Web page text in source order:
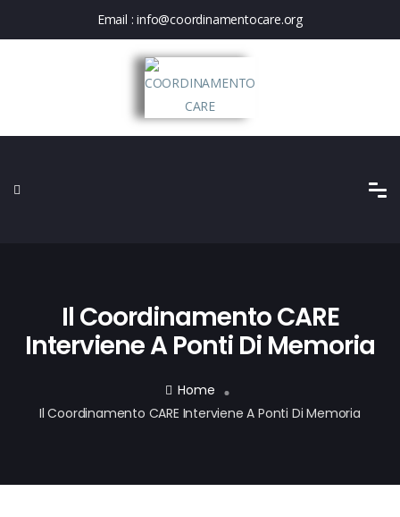
Email :info@coordinamentocare.org
Il Coordinamento CARE
Interviene A Ponti Di Memoria
Home
Il Coordinamento CARE Interviene A Ponti Di Memoria